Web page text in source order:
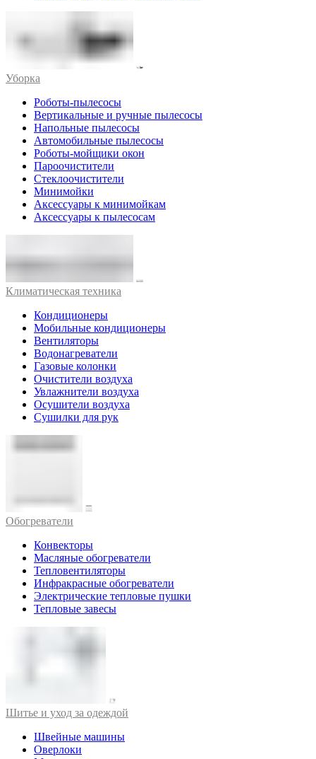
Уборка
Роботы-пылесосы
Вертикальные и ручные пылесосы
Напольные пылесосы
Автомобильные пылесосы
Роботы-мойщики окон
Пароочистители
Стеклоочистители
Минимойки
Аксессуары к минимойкам
Аксессуары к пылесосам
Климатическая техника
Кондиционеры
Мобильные кондиционеры
Вентиляторы
Водонагреватели
Газовые колонки
Очистители воздуха
Увлажнители воздуха
Осушители воздуха
Сушилки для рук
Обогреватели
Конвекторы
Масляные обогреватели
Тепловентиляторы
Инфракрасные обогреватели
Электрические тепловые пушки
Тепловые завесы
Шитье и уход за одеждой
Швейные машины
Оверлоки